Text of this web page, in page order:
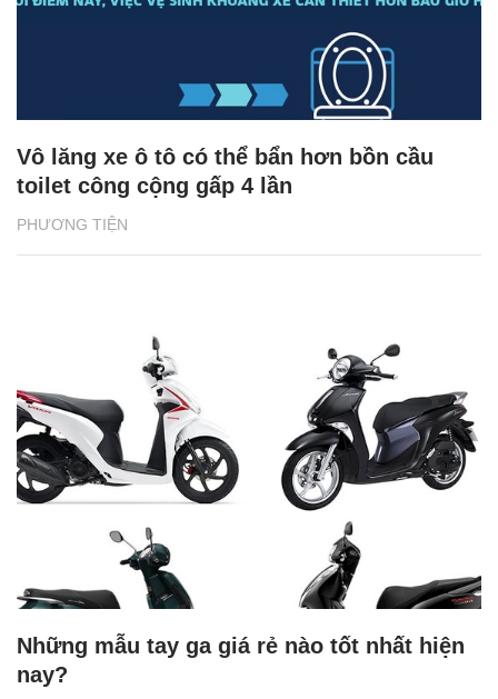
PHƯƠNG TIỆN
Vô lăng xe ô tô có thể bẩn hơn bồn cầu
toilet công cộng gấp 4 lần
Những mẫu tay ga giá rẻ nào tốt nhất hiện
nay?